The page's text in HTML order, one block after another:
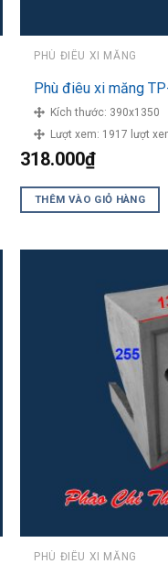
PHÙ ĐIÊU XI MĂNG
Phù điêu xi măng
Kích thước: 390x1350
Lượt xem: 1917 lượt
318.000₫
THÊM VÀO GIỎ HÀNG
PHÙ ĐIÊU XI MĂNG